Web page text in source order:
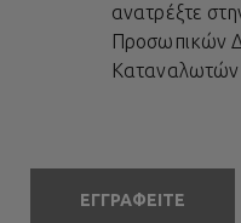
ανατρέξτε
Προσωπικών
Καταναλωτών
ΕΓΓΡΑΦΕΙΤΕ